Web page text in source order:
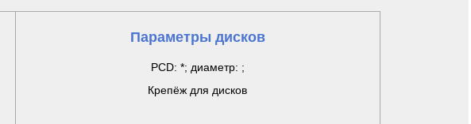
Параметры дисков
PCD: *; диаметр: ;
Крепёж для дисков